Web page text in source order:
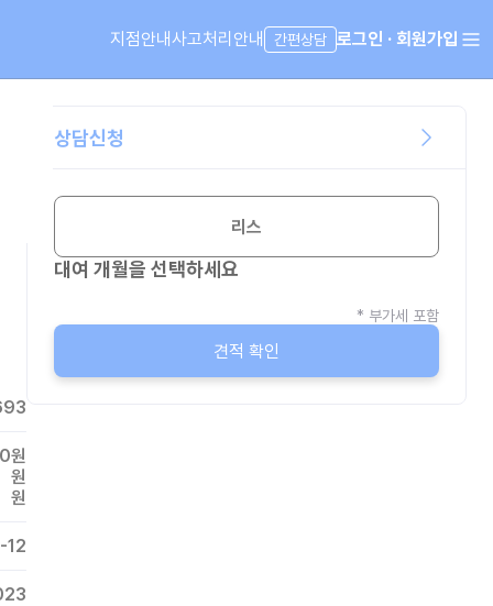
지점안내사고처리안내 간편상담 로그인 · 회원가입
원
원
원
상담신청
리스
대여 개월을 선택하세요
* 부가세 포함
견적 확인